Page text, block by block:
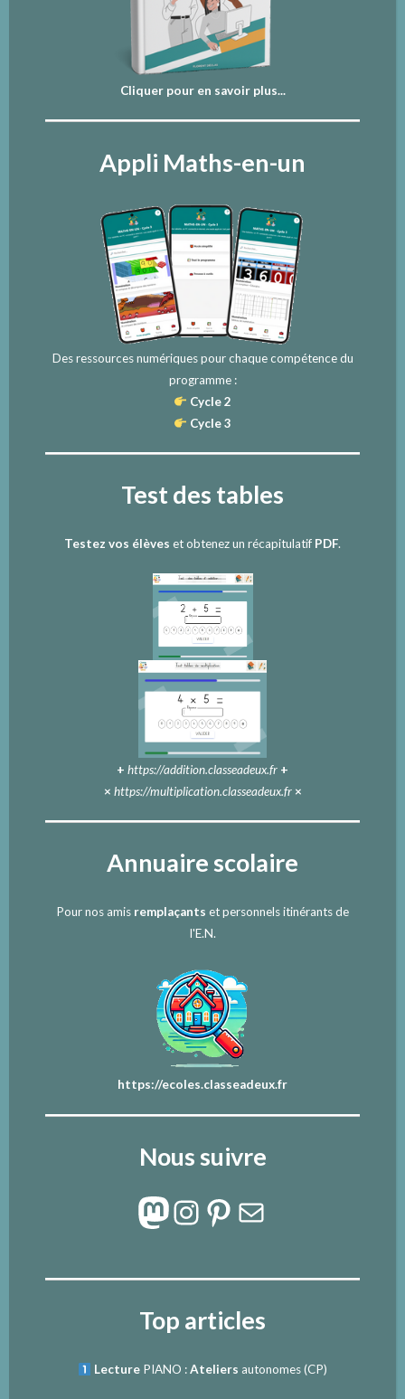
Cliquer pour en savoir plus...
Appli Maths-en-un
Des ressources numériques pour chaque compétence du
programme :
Cycle 2
Cycle 3
Test des tables
Testez vos élèves et obtenez un récapitulatif PDF.
+ https://addition.classeadeux.fr +
× https://multiplication.classeadeux.fr×
Annuaire scolaire
Pour nos amis remplaçants et personnels itinérants de
l'E.N.
https://ecoles.classeadeux.fr
Nous suivre
Mastodon
Instagram
Pinterest
E-mail
Top articles
Lecture PIANO :Ateliers autonomes (CP)